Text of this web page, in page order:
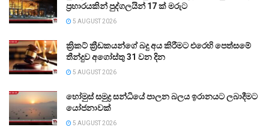
ප්‍රහාරයකින් පුද්ගලයින් 17 ක් මරුට
5 AUGUST 2026
ක්‍රිකට් ක්‍රීඩකයන්ගේ බදු අය කිරීමට එරෙහි පෙත්සමේ
තීන්දුව අගෝස්තු 31 වන දින
5 AUGUST 2026
හෝමුස් සමුද්‍ර සන්ධියේ පාලන බලය ඉරානයට ලබාදීමට
යෝජනාවක්
5 AUGUST 2026